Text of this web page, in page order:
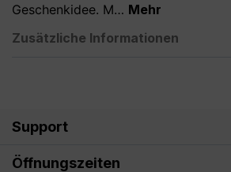
Geschenkidee. M… Mehr
Zusätzliche Informationen
Support
Öffnungszeiten